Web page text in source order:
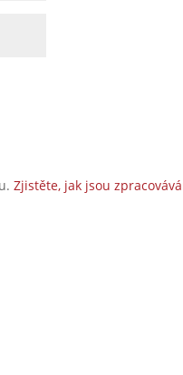
Zjistěte, jak jsou